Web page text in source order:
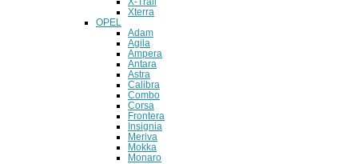
Xterra
OPEL
Adam
Agila
Ampera
Antara
Astra
Calibra
Combo
Corsa
Frontera
Insignia
Meriva
Mokka
Monaro